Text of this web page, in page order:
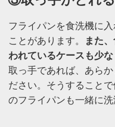
フライパンを食洗機に
ことがあります。
また
われているケースも少な
取っ手であれば、あら
ださい。そうすること
のフライパンも一緒に洗